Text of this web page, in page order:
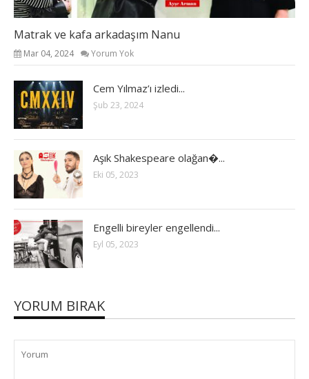
Matrak ve kafa arkadaşım Nanu
Mar 04, 2024 Yorum Yok
Cem Yılmaz’ı izledi...
Şub 23, 2024
Aşık Shakespeare olağan�...
Eki 05, 2023
Engelli bireyler engellendi...
Eyl 05, 2023
YORUM BIRAK